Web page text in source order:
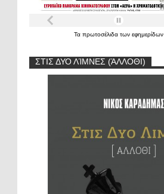
Τα πρωτοσέλιδα των εφημερίδων
ΣΤΙΣ ΔΥΟ ΛΊΜΝΕΣ (ΆΛΛΟΘΙ)